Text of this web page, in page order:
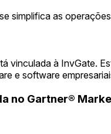
simplifica as
vinculada à InvGate.
e software
no Gartner®